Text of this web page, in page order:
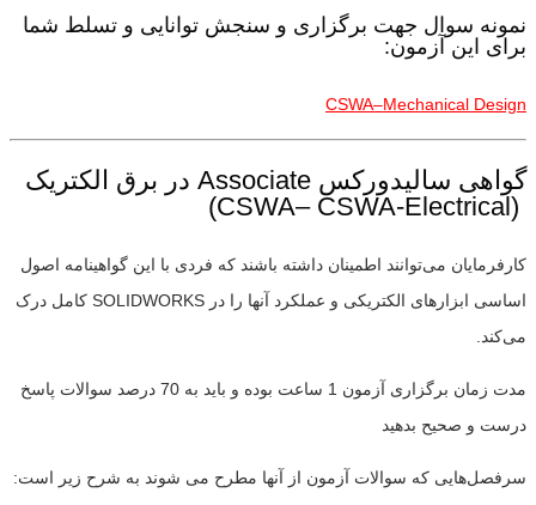
نمونه سوال جهت برگزاری و سنجش توانایی و تسلط شما
برای این آزمون:
CSWA–Mechanical Design
گواهی سالیدورکس Associate در برق الکتریک
(CSWA– CSWA-Electrical)
کارفرمایان می‌توانند اطمینان داشته باشند که فردی با این گواهینامه اصول
اساسی ابزارهای الکتریکی و عملکرد آنها را در SOLIDWORKS کامل درک
می‌کند.
مدت زمان برگزاری آزمون 1 ساعت بوده و باید به 70 درصد سوالات پاسخ
درست و صحیح بدهید
سرفصل‌هایی که سوالات آزمون از آنها مطرح می شوند به شرح زیر است: